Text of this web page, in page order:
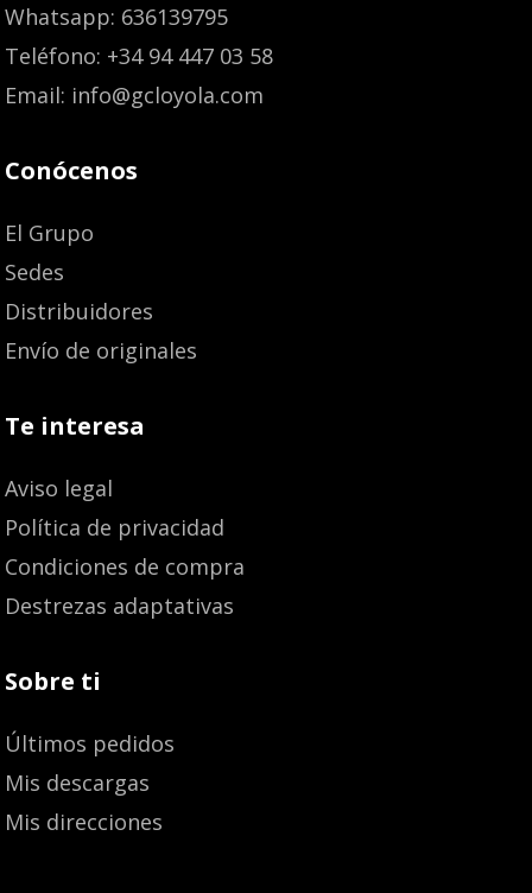
Whatsapp: 636139795
Teléfono: +34 94 447 03 58
Email: info@gcloyola.com
Conócenos
El Grupo
Sedes
Distribuidores
Envío de originales
Te interesa
Aviso legal
Política de privacidad
Condiciones de compra
Destrezas adaptativas
Sobre ti
Últimos pedidos
Mis descargas
Mis direcciones